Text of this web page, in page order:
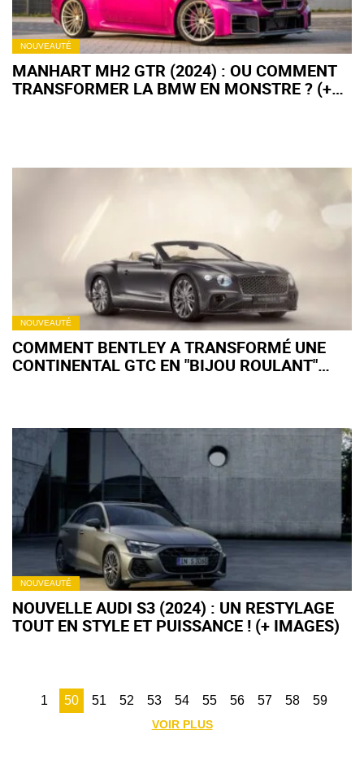
NOUVEAUTÉ
MANHART MH2 GTR (2024) : OU COMMENT
TRANSFORMER LA BMW EN MONSTRE ? (+
NOUVEAUTÉ
COMMENT BENTLEY A TRANSFORMÉ UNE
CONTINENTAL GTC EN "BIJOU ROULANT"
NOUVEAUTÉ
NOUVELLE AUDI S3 (2024) : UN RESTYLAGE
TOUT EN STYLE ET PUISSANCE ! (+ IMAGES)
1 50 51 52 53 54 55 56 57 58 59
VOIR PLUS